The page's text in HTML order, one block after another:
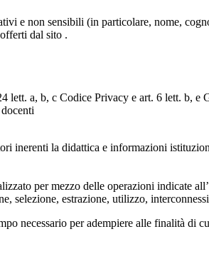
e non sensibili (in particolare, nome,
dal sito .
lett. a, b, c Codice Privacy e art. 6 lett. b,
inerenti la didattica e informazioni
per mezzo delle operazioni indicate
selezione, estrazione, utilizzo,
necessario per adempiere alle finalità di